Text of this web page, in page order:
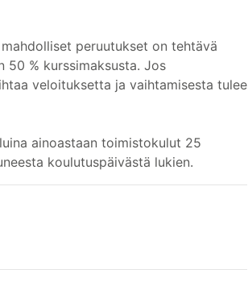
peruutukset on tehtävä
50 % kurssimaksusta. Jos
veloituksetta ja vaihtamisesta tulee
ainoastaan toimistokulut 25
koulutuspäivästä lukien.